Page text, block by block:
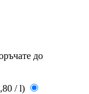
до
/ l)